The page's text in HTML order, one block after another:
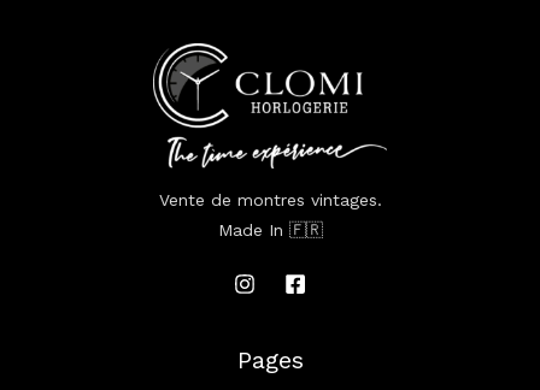
Vente de montres vintages.
Made In 🇫🇷
Pages